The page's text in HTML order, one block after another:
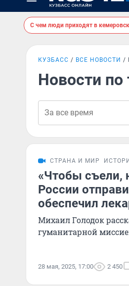
С чем люди приходят в
КУЗБАСС ВСЕ НОВОСТИ
Новости по
СТРАНА И МИР
«Чтобы съели,
России
обеспечил
Михаил Голодок
гуманитарной
28 мая, 2025, 17:00 2 450